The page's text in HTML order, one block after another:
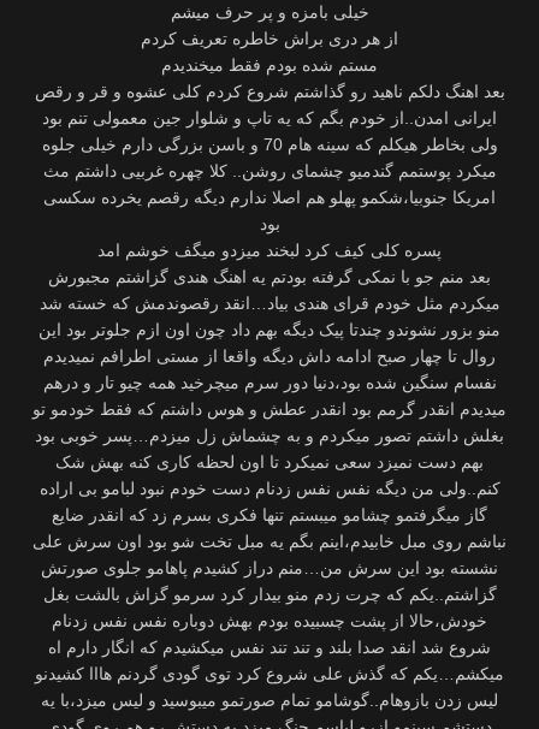
خیلی بامزه و پر حرف میشم
از هر دری براش خاطره تعريف کردم
مستم شده بودم فقط میخندیدم
بعد اهنگ دلکم ناهید رو گذاشتم شروع کردم کلی عشوه و قر و رقص
ایرانی امدن..از خودم بگم که یه تاپ و شلوار جین معمولی تنم بود
ولی بخاطر هیکلم که سینه هام 70 و باسن بزرگی دارم خیلی جلوه
میکرد پوستمم گندمیو چشمای روشن.. کلا چهره غربیی داشتم مث
امریکا جنوبیا،شکمو پهلو هم اصلا ندارم دیگه رقصم یخرده سکسی
بود
پسره کلی کیف کرد لبخند میزدو میگف خوشم امد
بعد منم جو با نمکی گرفته بودتم یه اهنگ هندی گزاشتم مجبورش
میکردم مثل خودم قرای هندی بیاد…انقد رقصوندمش که خسته شد
منو بزور نشوندو چندتا پیک دیگه بهم داد چون اون ازم جلوتر بود این
روال تا چهار صبح ادامه داش دیگه واقعا از مستی اطرافم نمیدیدم
نفسام سنگین شده بود،دنیا دور سرم میچرخید همه چیو تار و درهم
میدیدم انقدر گرمم بود انقدر عطش و هوس داشتم که فقط خودمو تو
بغلش داشتم تصور میکردم و به چشماش زل میزدم…پسر خوبی بود
بهم دست نمیزد سعی نمیکرد تا اون لحظه کاری کنه بهش شک
کنم..ولی من دیگه نفس نفس زدنام دست خودم نبود لبامو بی اراده
گاز میگرفتمو چشامو میبستم تنها فکری بسرم زد که انقدر ضایع
نباشم روی مبل خابیدم،اینم بگم یه مبل تخت شو بود اون سرش علی
نشسته بود این سرش من…منم دراز کشیدم پاهامو جلوی صورتش
گزاشتم..یکم که چرت زدم منو بیدار کرد سرمو گزاش بالشت بغل
خودش،حالا از پشت چسبيده بودم بهش دوباره نفس نفس زدنام
شروع شد انقد صدا بلند و تند تند نفس میکشیدم که انگار دارم اه
میکشم…یکم که گذش علی شروع کرد توی گودی گردنم هااا کشیدنو
لیس زدن بازوهام..گوشامو تمام صورتمو میبوسید و لیس میزد،با یه